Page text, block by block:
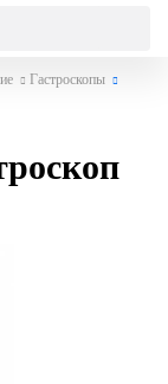
Гастроскопы